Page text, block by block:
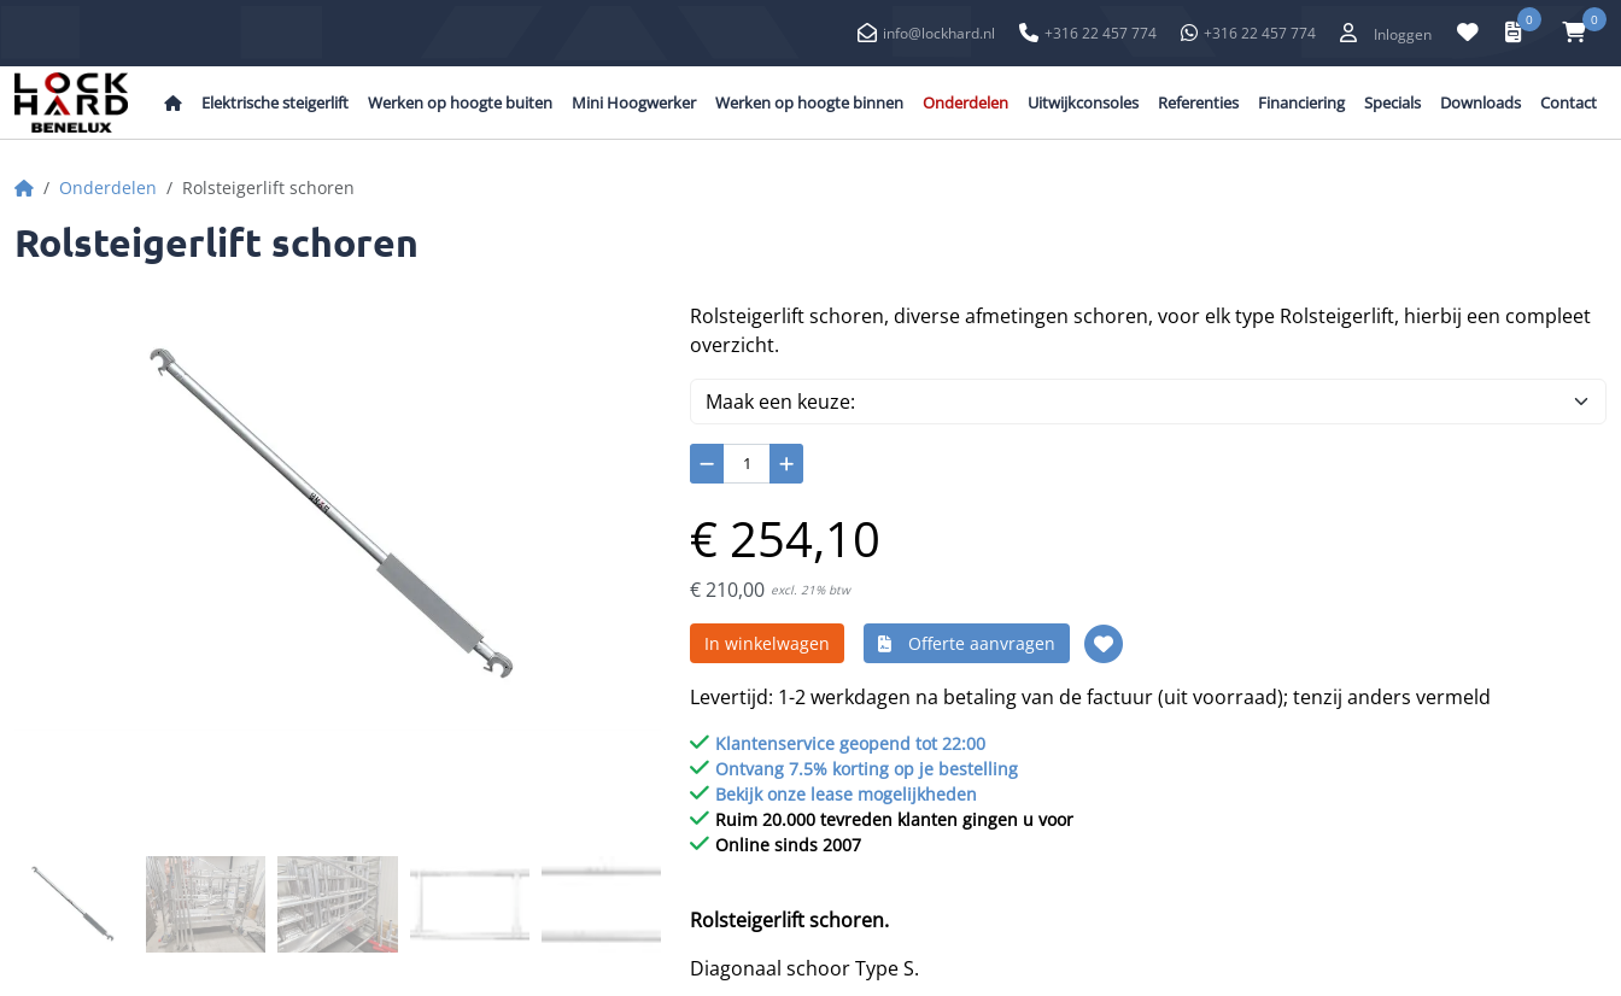
info@lockhard.nl +316 22 457 774 +316 22 457 774 Inloggen
0 0
HomeElektrische steigerlift Werken op hoogte buiten Mini Hoogwerker Werken op hoogte binnen Onderdelen Uitwijkconsoles Referenties Financiering Specials Downloads Contact
HomeOnderdelen Rolsteigerlift schoren
Rolsteigerlift schoren
Rolsteigerlift schoren, diverse afmetingen schoren, voor elk type Rolsteigerlift, hierbij een compleet
overzicht.
€ 254,10
€210,00 excl. 21% btw
In winkelwagen Offerte aanvragen
Levertijd: 1-2 werkdagen na betaling van de factuur (uit voorraad); tenzij anders vermeld
Klantenservice geopend tot 22:00
Ontvang 7.5% korting op je bestelling
Bekijk onze lease mogelijkheden
Ruim 20.000 tevreden klanten gingen u voor
Online sinds 2007
Rolsteigerlift schoren.
Diagonaal schoor Type S.